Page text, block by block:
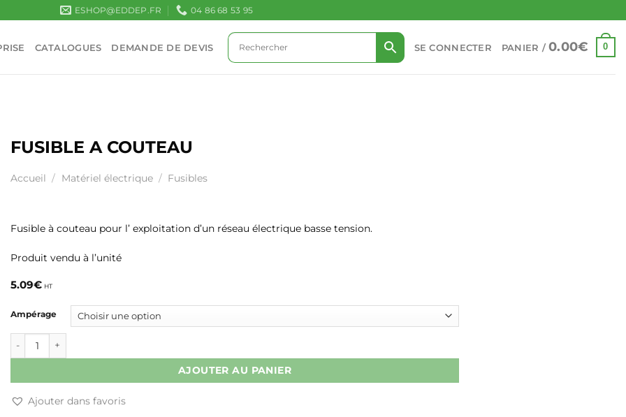
ESHOP@EDDEP.FR 04 86 68 53 95
CATALOGUES DEMANDE DE DEVIS SE CONNECTER PANIER /0.00€ 0
FUSIBLE A COUTEAU
Accueil / Matériel électrique / Fusibles
Fusible à couteau pour l’ exploitation d’un réseau électrique basse tension.
Produit vendu à l’unité
5.09€ HT
Ampérage
AJOUTER AU PANIER
Ajouter dans favoris